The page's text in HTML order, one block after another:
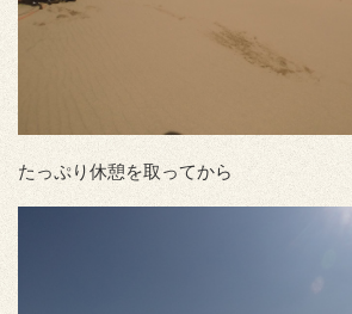
たっぷり休憩を取ってから